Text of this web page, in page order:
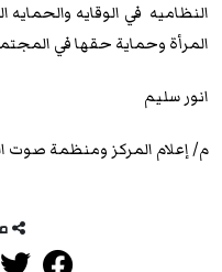
النظاميه في الوقايه
المرأة وحماية حقها في
انور سليم
م/ إعلام المركز ومنظمة صوت